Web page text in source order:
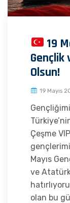
19
Gençlik
Olsun!
19 Mayıs
Çeşme
Mayıs
ve
olan bu